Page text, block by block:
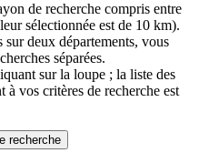
de recherche compris entre
sélectionnée est de 10 km).
deux départements, vous
séparées.
sur la loupe ; la liste des
vos critères de recherche est
recherche